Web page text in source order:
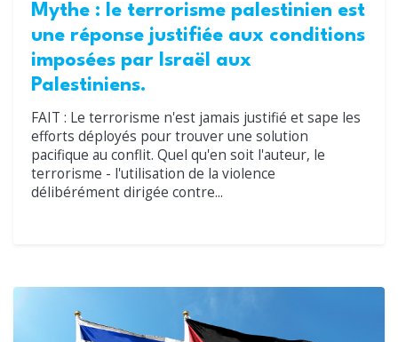
Mythe : le terrorisme palestinien est
une réponse justifiée aux conditions
imposées par Israël aux
Palestiniens.
FAIT : Le terrorisme n'est jamais justifié et sape les
efforts déployés pour trouver une solution
pacifique au conflit. Quel qu'en soit l'auteur, le
terrorisme - l'utilisation de la violence
délibérément dirigée contre...